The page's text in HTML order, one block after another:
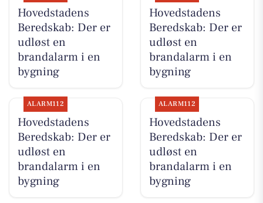
Hovedstadens
Beredskab: Der er
udløst en
brandalarm i en
bygning
Hovedstadens
Beredskab: Der er
udløst en
brandalarm i en
bygning
ALARM112
Hovedstadens
Beredskab: Der er
udløst en
brandalarm i en
bygning
ALARM112
Hovedstadens
Beredskab: Der er
udløst en
brandalarm i en
bygning